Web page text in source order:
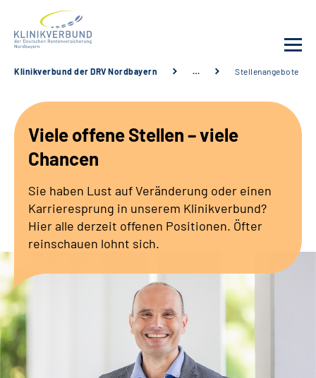
Behandlungsangebot
Karriere
Erweiterte Suche
Klinikverbund der DRV Nordbayern … Stellenangebote
Viele offene Stellen – viele
Chancen
Sie haben Lust auf Veränderung oder einen
Karrieresprung in unserem Klinikverbund?
Hier alle derzeit offenen Positionen. Öfter
reinschauen lohnt sich.